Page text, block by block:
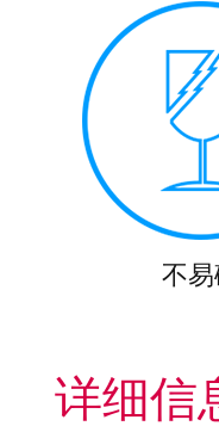
不
详细信